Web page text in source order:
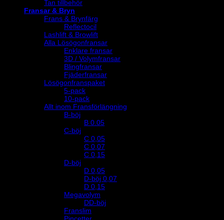
Tan tillbehör
Fransar & Bryn
Frans & Brynfärg
Reflectocil
Lashlift & Browlift
Alla Lösögonfransar
Enklare fransar
3D / Volymfransar
Blingfransar
Fjäderfransar
Lösögonfranspaket
5-pack
10-pack
Allt inom Fransförlängning
B-böj
B 0.05
C-böj
C 0,05
C 0,07
C 0,15
D-böj
D 0,05
D-böj 0,07
D 0,15
Megavolym
DD-böj
Franslim